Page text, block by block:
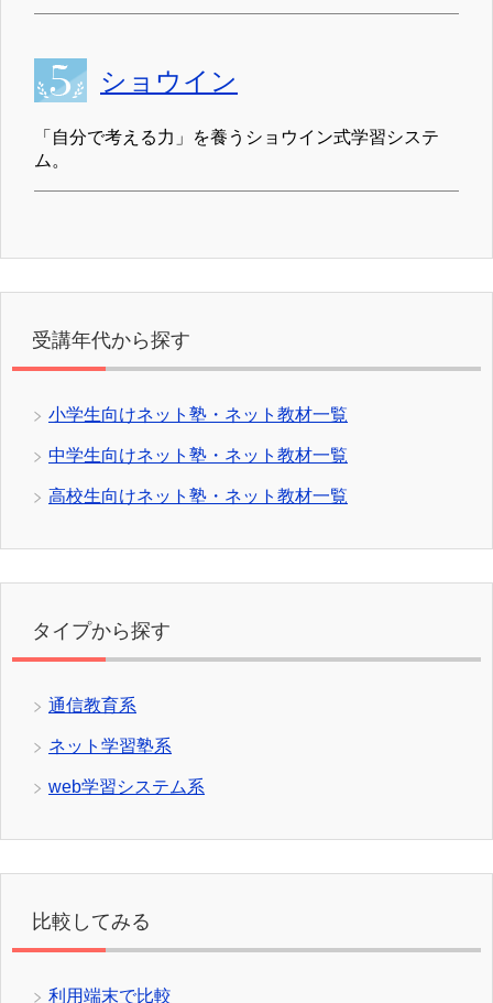
ショウイン
「自分で考える力」を養うショウイン式学習システ
ム。
受講年代から探す
小学生向けネット塾・ネット教材一覧
中学生向けネット塾・ネット教材一覧
高校生向けネット塾・ネット教材一覧
タイプから探す
通信教育系
ネット学習塾系
web学習システム系
比較してみる
利用端末で比較